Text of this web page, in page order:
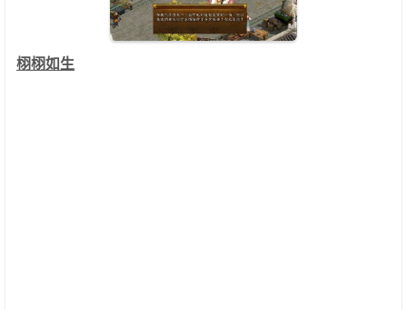
栩栩如生